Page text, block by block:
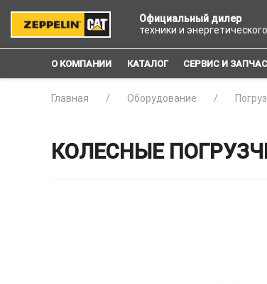
Официальный дилер
техники и
О КОМПАНИИ КАТАЛОГ СЕРВИС И
Главная Оборудование
КОЛЕСНЫЕ